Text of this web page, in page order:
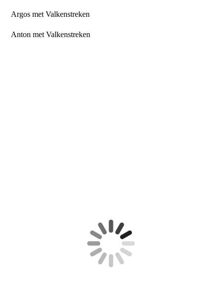
Argos met Valkenstreken
Anton met Valkenstreken
Wij zijn te vinden op FaceBook onder